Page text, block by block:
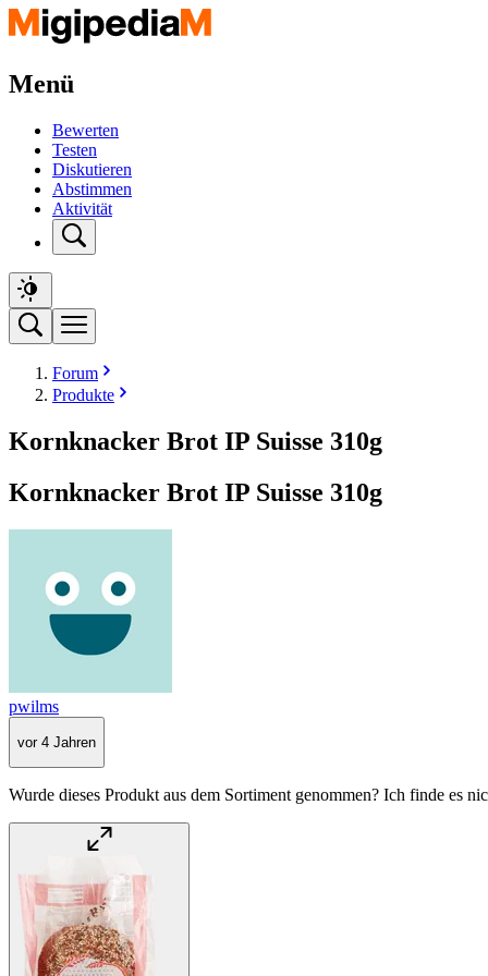
Menü
Bewerten
Testen
Diskutieren
Abstimmen
Aktivität
Forum
Produkte
Kornknacker Brot IP Suisse 310g
Kornknacker Brot IP Suisse 310g
pwilms
vor 4 Jahren
Wurde dieses Produkt aus dem Sortiment genommen? Ich finde es